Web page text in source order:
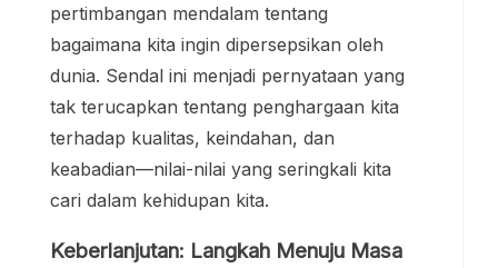
pertimbangan mendalam tentang
bagaimana kita ingin dipersepsikan oleh
dunia. Sendal ini menjadi pernyataan yang
tak terucapkan tentang penghargaan kita
terhadap kualitas, keindahan, dan
keabadian—nilai-nilai yang seringkali kita
cari dalam kehidupan kita.
Keberlanjutan: Langkah Menuju Masa